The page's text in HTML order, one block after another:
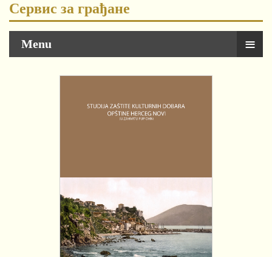
Сервис за грађане
Menu ≡